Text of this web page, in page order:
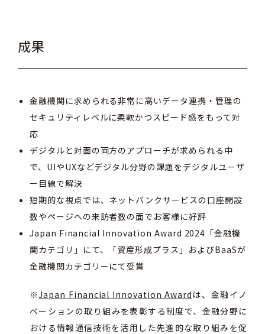
成果
金融機関に求められる非常に高いデータ連携・管理の
セキュリティレベルに柔軟かつスピード感をもって対
応
デジタルと対面の両方のアプローチが求められる中
で、UIやUXなどデジタル分野の課題をデジタルユーザ
ー目線で解決
短期的な視点では、ネットバンクサービスの口座開設
数やページへの来訪者数の面でお客様に好評
Japan Financial Innovation Award 2024 「金融機
関カテゴリ」にて、「資産形成プラス」およびBaaSが
金融機関カテゴリーにて受賞
※Japan Financial Innovation Award は、金融イノ
ベーションの取り組みを表彰する制度で、金融分野に
おける情報通信技術を活用した先進的な取り組みを促